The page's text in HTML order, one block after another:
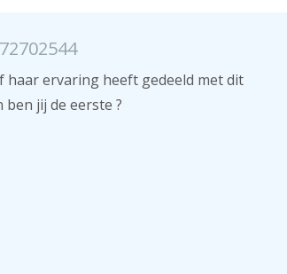
haar ervaring heeft gedeeld met dit
jij de eerste ?